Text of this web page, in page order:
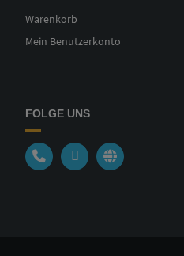
Warenkorb
Mein Benutzerkonto
FOLGE UNS